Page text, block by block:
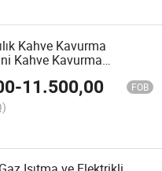
Kahve Kavurma
Kahve Kavurma
-11.500,00 FOB